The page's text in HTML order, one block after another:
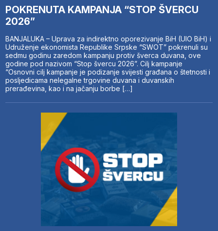
POKRENUTA KAMPANJA “STOP ŠVERCU
2026”
BANJALUKA – Uprava za indirektno oporezivanje BiH (UIO BiH) i
Udruženje ekonomista Republike Srpske “SWOT” pokrenuli su
sedmu godinu zaredom kampanju protiv šverca duvana, ove
godine pod nazivom “Stop švercu 2026”. Cilj kampanje
“Osnovni cilj kampanje je podizanje svijesti građana o štetnosti i
posljedicama nelegalne trgovine duvana i duvanskih
prerađevina, kao i na jačanju borbe […]